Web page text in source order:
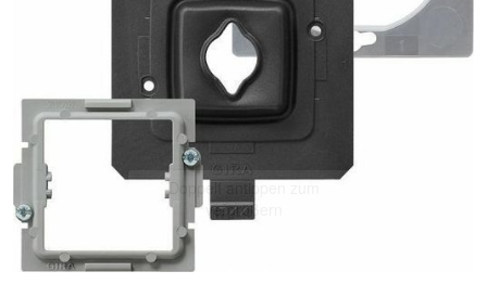
Doppelt antippen zum
vergrößern